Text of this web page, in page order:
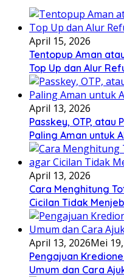
April 15, 2026
Tentopup Aman
Top Up dan Alur
April 13, 2026
Passkey, OTP, atau
Paling Aman untuk
April 13, 2026
Cara Menghitung
Cicilan Tidak
April 13, 2026Mei
Pengajuan
Umum dan Cara